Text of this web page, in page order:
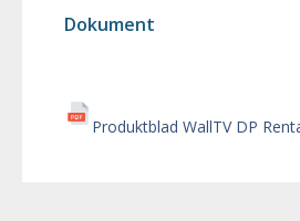
Dokument
Produktblad WallTV DP